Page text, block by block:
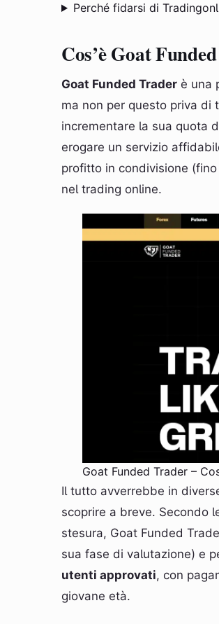
Perché fidarsi di
Cos’è Goat
Goat Funded Trader è una
ma non per questo priva di
incrementare la sua quota
erogare un servizio
profitto in condivisione
nel trading online.
Goat Funded Trader –
Il tutto avverrebbe in
scoprire a breve. Secondo
stesura, Goat Funded
sua fase di valutazione) e
utenti approvati, con
giovane età.